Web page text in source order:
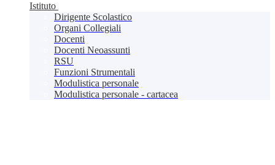
Istituto
Dirigente Scolastico
Organi Collegiali
Docenti
Docenti Neoassunti
RSU
Funzioni Strumentali
Modulistica personale
Modulistica personale - cartacea